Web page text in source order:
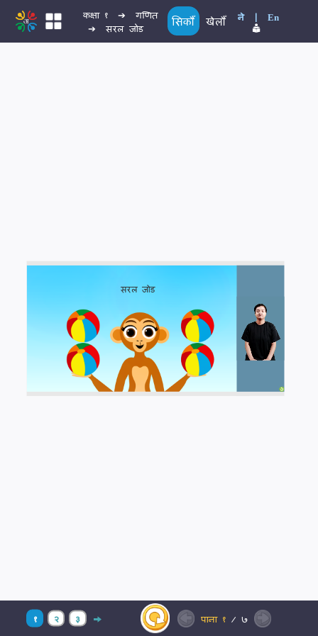
कक्षा १ ➔
गणित
➔
सरल जोड सिकौँ खेलौँ ने | En
सरल जोड
१ २ ३ पाना १/ ७